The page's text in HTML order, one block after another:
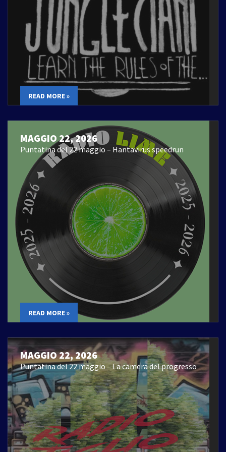
READ MORE »
MAGGIO 22, 2026
Puntatina del 22 maggio – Hantavirus speedrun
READ MORE »
MAGGIO 22, 2026
Puntatina del 22 maggio – La camera del progresso